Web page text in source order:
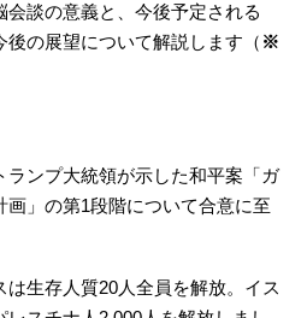
談の意義と、今後予定される
の展望について解説します（ ※
ランプ大統領が示した和平案「ガ
」の第1段階について合意に至
生存人質20人全員を解放。イス